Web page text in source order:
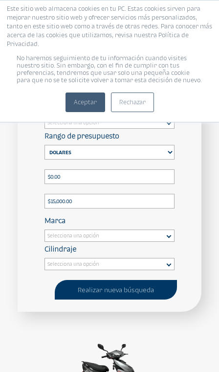
Este sitio web almacena cookies en tu PC. Estas cookies sirven para
mejorar nuestro sitio web y ofrecer servicios más personalizados,
tanto en este sitio web como a través de otras redes. Para conocer más
acerca de las cookies que utilizamos, revisa nuestra Política de
Privacidad.
No haremos seguimiento de tu información cuando visites
nuestro sitio. Sin embargo, con el fin de cumplir con tus
preferencias, tendremos que usar solo una pequeña cookie
para que no se te solicite volver a tomar esta decisión de nuevo.
Aceptar Rechazar
/ Dolares $0.00 a
$15,000.00/ Todas/ Todos
Rango de presupuesto
Marca
Cilindraje
Realizar nueva búsqueda